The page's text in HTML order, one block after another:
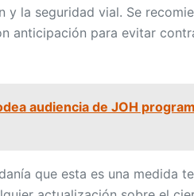
la seguridad vial. Se
anticipación para evitar
audiencia de JOH
que esta es una medida